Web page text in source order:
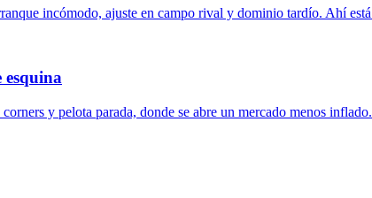
incómodo, ajuste en campo rival y dominio tardío. Ahí está
esquina
y pelota parada, donde se abre un mercado menos inflado.